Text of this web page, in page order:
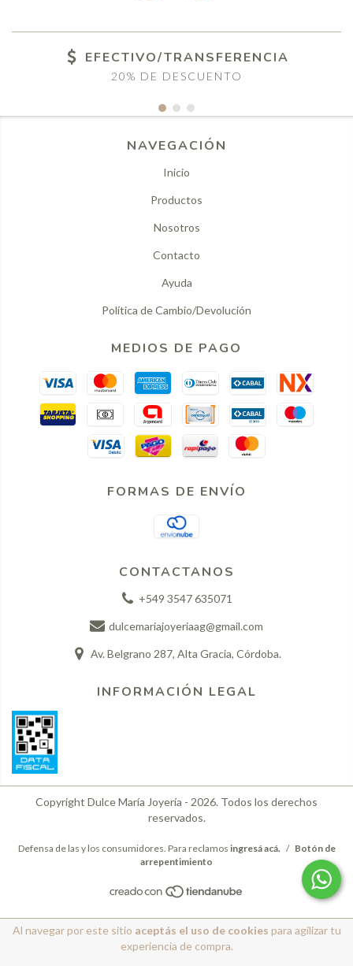
Al navegar por este sitio aceptás el uso de cookies para agilizar tu
experiencia de compra.
EFECTIVO/TRANSFERENCIA
20% DE DESCUENTO
NAVEGACIÓN
Inicio
Productos
Nosotros
Contacto
Ayuda
Política de Cambio/Devolución
MEDIOS DE PAGO
FORMAS DE ENVÍO
CONTACTANOS
+549 3547 635071
dulcemariajoyeriaag@gmail.com
Av. Belgrano 287, Alta Gracia, Córdoba.
INFORMACIÓN LEGAL
Copyright Dulce María Joyería - 2026. Todos los derechos
reservados.
Defensa de las y los consumidores. Para reclamos ingresá acá. / Botón de
arrepentimiento